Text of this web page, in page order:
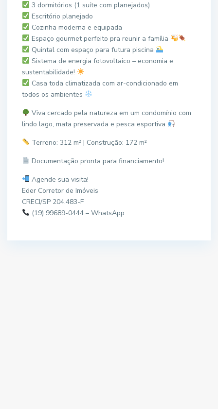
3 dormitórios (1 suíte com planejados)
Escritório planejado
Cozinha moderna e equipada
Espaço gourmet perfeito pra reunir a família
Quintal com espaço para futura piscina
Sistema de energia fotovoltaico – economia e
sustentabilidade!
Casa toda climatizada com ar-condicionado em
todos os ambientes
Viva cercado pela natureza em um condomínio com
lindo lago, mata preservada e pesca esportiva
Terreno: 312 m² | Construção: 172 m²
Documentação pronta para financiamento!
Agende sua visita!
Eder Corretor de Imóveis
CRECI/SP 204.483-F
(19) 99689-0444 – WhatsApp